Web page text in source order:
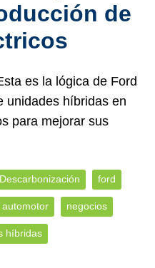
de
es la lógica de Ford
unidades híbridas en
para mejorar sus
Descarbonización ford
automotor negocios
híbridas